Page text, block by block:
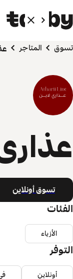
تسوق المتاجر
تسوق أونلاين
الفئات
الأزياء
التوفر
أونلاين